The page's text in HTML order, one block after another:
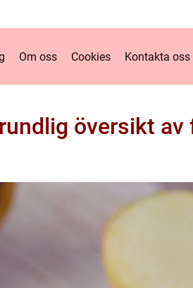
Om oss Cookies Kontakta oss
översikt